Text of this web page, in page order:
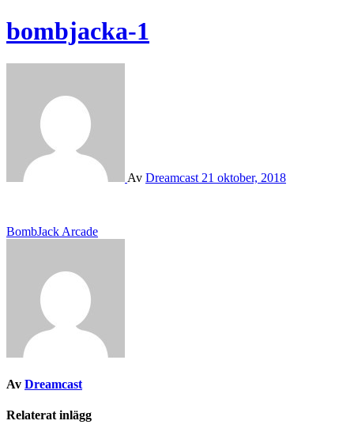
bombjacka-1
Av Dreamcast 21 oktober, 2018
Inläggsnavigering
BombJack Arcade
Av Dreamcast
Relaterat inlägg